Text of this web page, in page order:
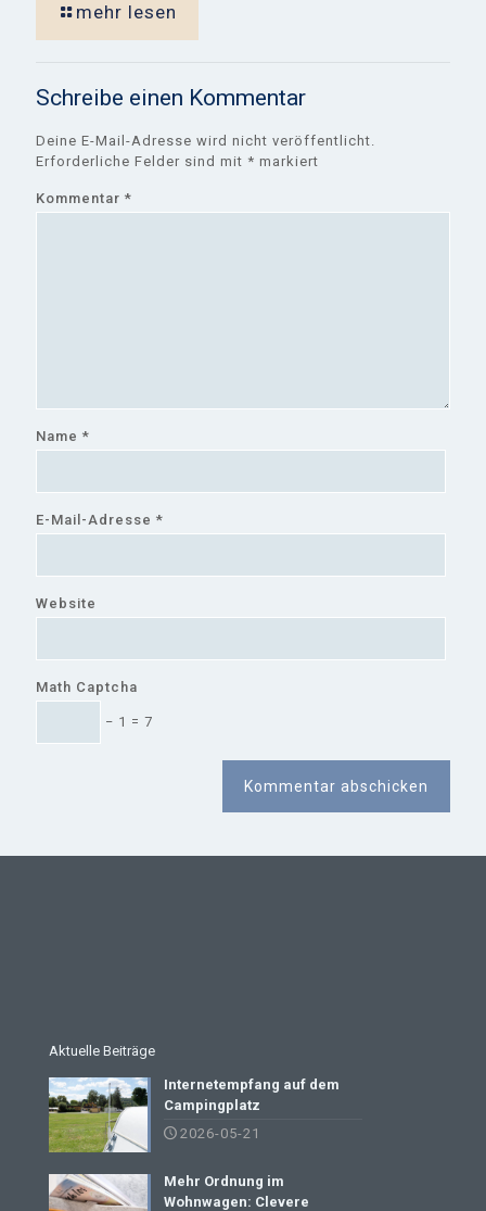
mehr lesen
Schreibe einen Kommentar
Deine E-Mail-Adresse wird nicht veröffentlicht.
Erforderliche Felder sind mit * markiert
Kommentar *
Name *
E-Mail-Adresse *
Website
Math Captcha
− 1 = 7
Aktuelle Beiträge
Internetempfang auf dem
Campingplatz
2026-05-21
Mehr Ordnung im
Wohnwagen: Clevere